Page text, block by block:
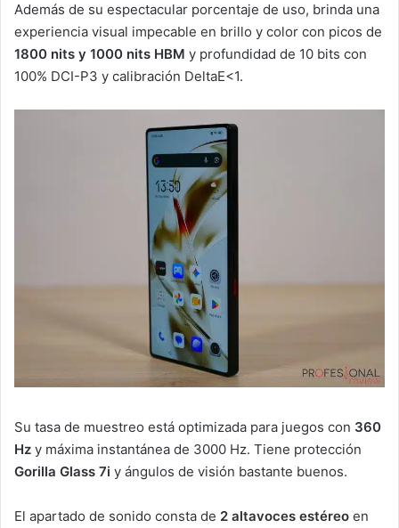
Además de su espectacular porcentaje de uso, brinda una
experiencia visual impecable en brillo y color con picos de
1800 nits y 1000 nits HBM y profundidad de 10 bits con
100% DCI-P3 y calibración DeltaE<1.
Su tasa de muestreo está optimizada para juegos con 360
Hz y máxima instantánea de 3000 Hz. Tiene protección
Gorilla Glass 7i y ángulos de visión bastante buenos.
El apartado de sonido consta de 2 altavoces estéreo en